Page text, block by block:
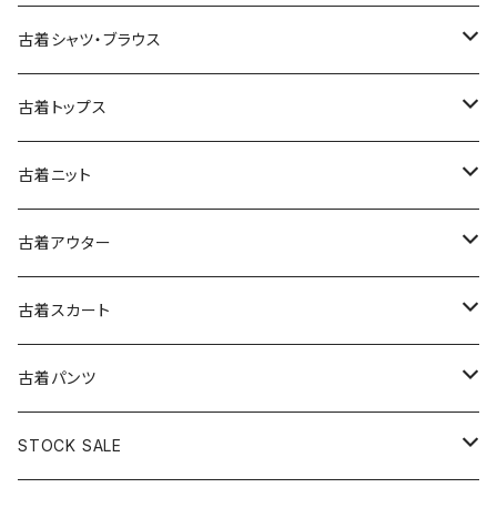
古着長袖ワンピース
古着半袖ワンピース
古着ノースリーブワンピース
古着キャミソールワンピース
古着ベアトップワンピース
古着オールインワン
古着オーバーオール
古着シャツ・ブラウス
古着長袖シャツ・ブラウス
古着半袖シャツ・ブラウス
古着ノースリーブシャツ・ブラウス
古着トップス
古着スウェット&パーカー
古着スウェット
古着パーカー
古着プルオーバー
古着長袖プルオーバー
古着半袖プルオーバー
古着Ｔシャツ
古着長袖Ｔシャツ
古着半袖Ｔシャツ
古着ベスト
古着キャミソール
古着ニット
古着セーター
古着カーディガン
古着半袖ニット
古着ニットアウター
古着アウター
古着ライトジャケット
古着ライトコート
古着ヘビージャケット
古着スカート
古着ロング丈スカート (丈76cm-)
古着膝丈スカート (丈56-75cm)
古着パンツ
古着ロング丈パンツ
STOCK SALE